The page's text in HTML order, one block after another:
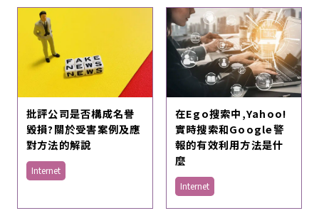
批評公司是否構成名譽
毀損?關於受害案例及應
對方法的解說
Internet
在Ego搜索中,Yahoo!
實時搜索和Google警
報的有效利用方法是什
麼
Internet